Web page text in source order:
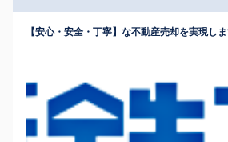
【安心・安全・丁寧】な不動産売却を実現しま